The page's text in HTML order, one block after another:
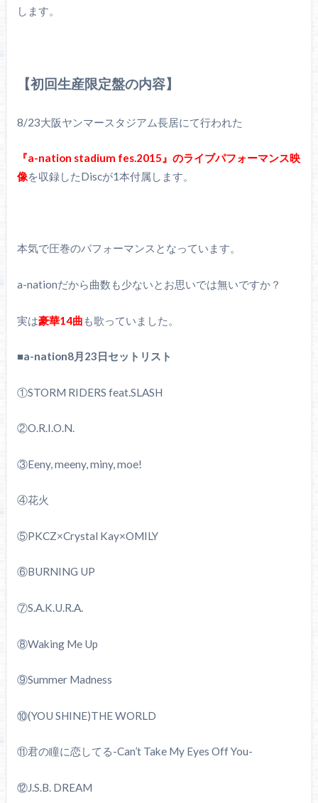
します。
【初回生産限定盤の内容】
8/23大阪ヤンマースタジアム長居にて行われた
『a-nation stadium fes.2015』のライブパフォーマンス映
像を収録したDiscが1本付属します。
本気で圧巻のパフォーマンスとなっています。
a-nationだから曲数も少ないとお思いでは無いですか？
実は豪華14曲 も歌っていました。
■a-nation8月23日セットリスト
①STORM RIDERS feat.SLASH
②O.R.I.O.N.
③Eeny, meeny, miny, moe!
④花火
⑤PKCZ×Crystal Kay×OMILY
⑥BURNING UP
⑦S.A.K.U.R.A.
⑧Waking Me Up
⑨Summer Madness
⑩(YOU SHINE)THE WORLD
⑪君の瞳に恋してる-Can’t Take My Eyes Off You-
⑫J.S.B. DREAM